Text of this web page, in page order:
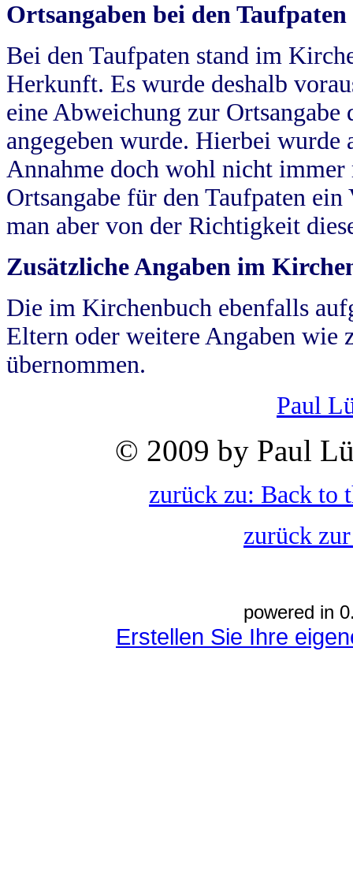
Ortsangaben bei den Taufpaten
Bei den Taufpaten stand im
Herkunft. Es wurde deshalb
eine Abweichung zur
angegeben wurde. Hierbei wurde
Annahme doch wohl nicht
Ortsangabe für den Taufpaten
man aber von der Richtigkeit
Zusätzliche Angaben im
Die im Kirchenbuch ebenfalls
Eltern oder weitere Angaben wie
übernommen.
Paul
© 2009 by Paul
zurück zu: Back to
zurück
powered in
Erstellen Sie Ihre